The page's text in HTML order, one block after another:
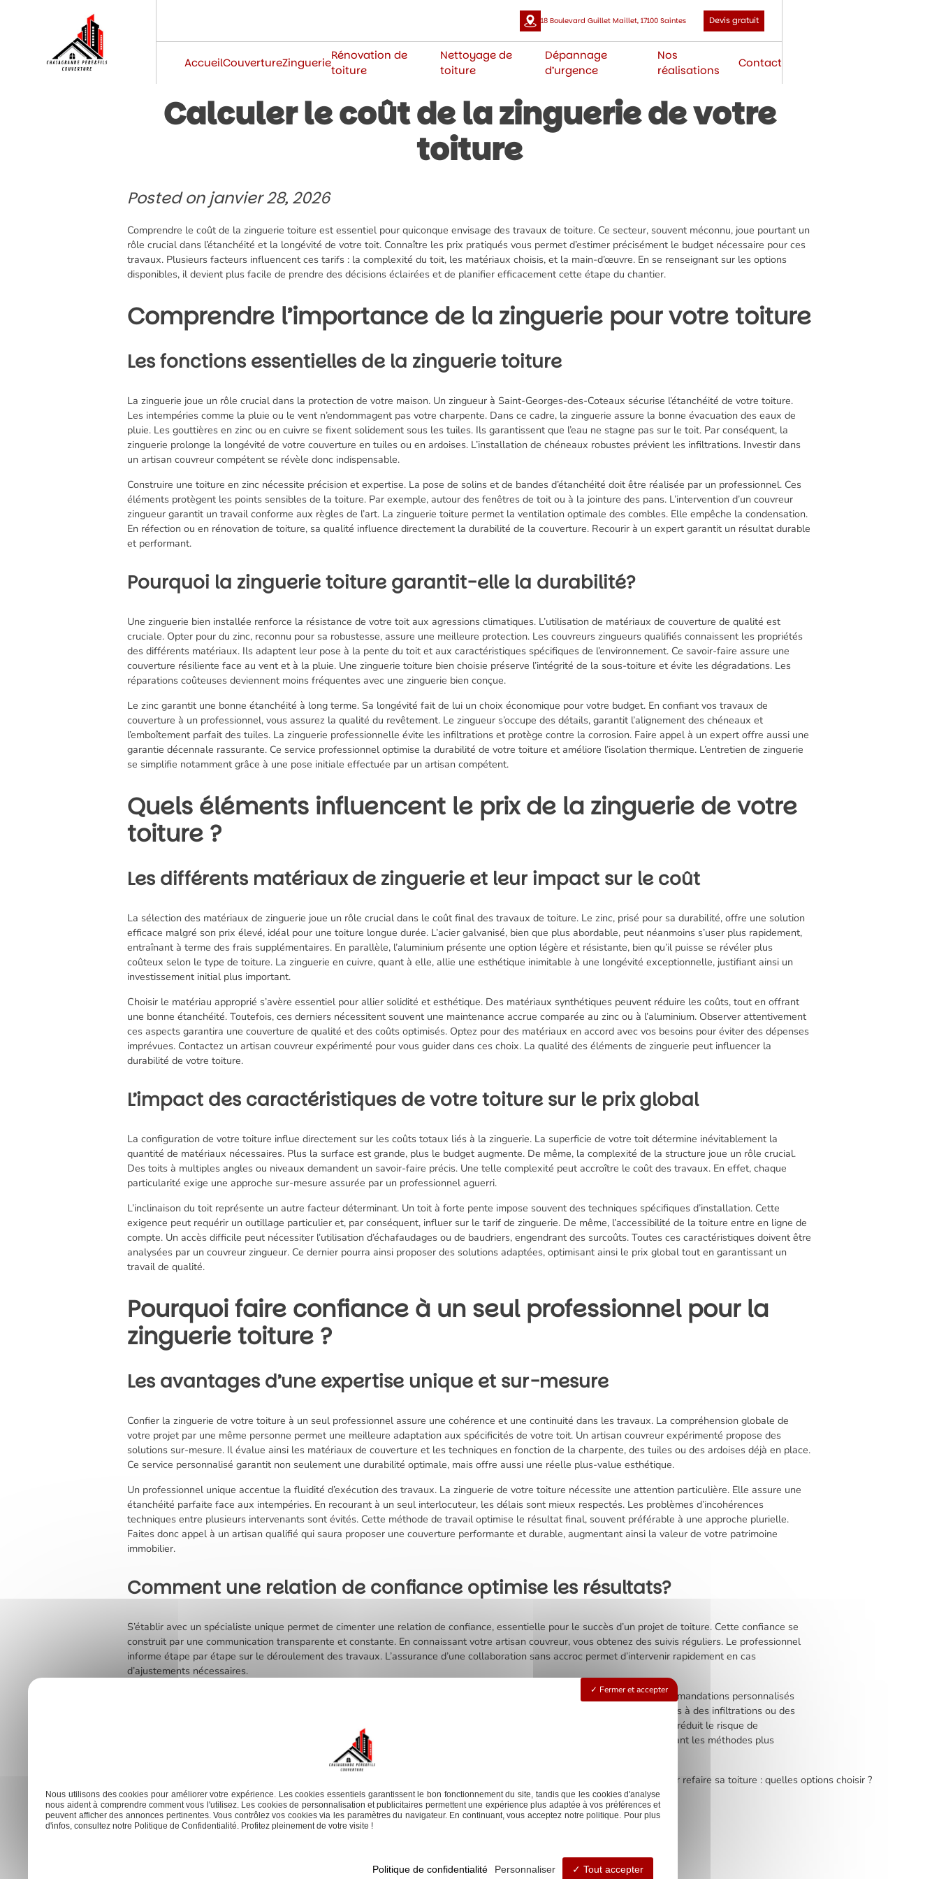
18 Boulevard Guillet Maillet, 17100 Saintes Devis gratuit
AccueilCouvertureZinguerie
Rénovation de
toiture
Nettoyage de
toiture
Dépannage
d’urgence
Nos
réalisations
Contact
Calculer le coût de la zinguerie de votre
toiture
Posted onjanvier 28, 2026
Comprendre le coût de la zinguerie toiture est essentiel pour quiconque envisage des travaux de toiture. Ce secteur, souvent méconnu, joue pourtant un
rôle crucial dans l’étanchéité et la longévité de votre toit. Connaître les prix pratiqués vous permet d’estimer précisément le budget nécessaire pour ces
travaux. Plusieurs facteurs influencent ces tarifs : la complexité du toit, les matériaux choisis, et la main-d’œuvre. En se renseignant sur les options
disponibles, il devient plus facile de prendre des décisions éclairées et de planifier efficacement cette étape du chantier.
Comprendre l’importance de la zinguerie pour votre toiture
Les fonctions essentielles de la zinguerie toiture
La zinguerie joue un rôle crucial dans la protection de votre maison. Unzingueur à Saint-Georges-des-Coteaux sécurise l’étanchéité de votre toiture.
Les intempéries comme la pluie ou le vent n’endommagent pas votre charpente. Dans ce cadre, la zinguerie assure la bonne évacuation des eaux de
pluie. Les gouttières en zinc ou en cuivre se fixent solidement sous les tuiles. Ils garantissent que l’eau ne stagne pas sur le toit. Par conséquent, la
zinguerie prolonge la longévité de votre couverture en tuiles ou en ardoises. L’installation de chéneaux robustes prévient les infiltrations. Investir dans
un artisan couvreur compétent se révèle donc indispensable.
Construire une toiture en zinc nécessite précision et expertise. La pose de solins et de bandes d’étanchéité doit être réalisée par un professionnel. Ces
éléments protègent les points sensibles de la toiture. Par exemple, autour des fenêtres de toit ou à la jointure des pans. L’intervention d’un couvreur
zingueur garantit un travail conforme aux règles de l’art. La zinguerie toiture permet la ventilation optimale des combles. Elle empêche la condensation.
En réfection ou en rénovation de toiture, sa qualité influence directement la durabilité de la couverture. Recourir à un expert garantit un résultat durable
et performant.
Pourquoi la zinguerie toiture garantit-elle la durabilité?
Une zinguerie bien installée renforce la résistance de votre toit aux agressions climatiques. L’utilisation de matériaux de couverture de qualité est
cruciale. Opter pour du zinc, reconnu pour sa robustesse, assure une meilleure protection. Les couvreurs zingueurs qualifiés connaissent les propriétés
des différents matériaux. Ils adaptent leur pose à la pente du toit et aux caractéristiques spécifiques de l’environnement. Ce savoir-faire assure une
couverture résiliente face au vent et à la pluie. Une zinguerie toiture bien choisie préserve l’intégrité de la sous-toiture et évite les dégradations. Les
réparations coûteuses deviennent moins fréquentes avec une zinguerie bien conçue.
Le zinc garantit une bonne étanchéité à long terme. Sa longévité fait de lui un choix économique pour votre budget. En confiant vos travaux de
couverture à un professionnel, vous assurez la qualité du revêtement. Le zingueur s’occupe des détails, garantit l’alignement des chéneaux et
l’emboîtement parfait des tuiles. La zinguerie professionnelle évite les infiltrations et protège contre la corrosion. Faire appel à un expert offre aussi une
garantie décennale rassurante. Ce service professionnel optimise la durabilité de votre toiture et améliore l’isolation thermique. L’entretien de zinguerie
se simplifie notamment grâce à une pose initiale effectuée par un artisan compétent.
Quels éléments influencent le prix de la zinguerie de votre
toiture ?
Les différents matériaux de zinguerie et leur impact sur le coût
La sélection des matériaux de zinguerie joue un rôle crucial dans le coût final des travaux de toiture. Le zinc, prisé pour sa durabilité, offre une solution
efficace malgré son prix élevé, idéal pour une toiture longue durée. L’acier galvanisé, bien que plus abordable, peut néanmoins s’user plus rapidement,
entraînant à terme des frais supplémentaires. En parallèle, l’aluminium présente une option légère et résistante, bien qu’il puisse se révéler plus
coûteux selon le type de toiture. La zinguerie en cuivre, quant à elle, allie une esthétique inimitable à une longévité exceptionnelle, justifiant ainsi un
investissement initial plus important.
Choisir le matériau approprié s’avère essentiel pour allier solidité et esthétique. Des matériaux synthétiques peuvent réduire les coûts, tout en offrant
une bonne étanchéité. Toutefois, ces derniers nécessitent souvent une maintenance accrue comparée au zinc ou à l’aluminium. Observer attentivement
ces aspects garantira une couverture de qualité et des coûts optimisés. Optez pour des matériaux en accord avec vos besoins pour éviter des dépenses
imprévues. Contactez un artisan couvreur expérimenté pour vous guider dans ces choix. La qualité des éléments de zinguerie peut influencer la
durabilité de votre toiture.
L’impact des caractéristiques de votre toiture sur le prix global
La configuration de votre toiture influe directement sur les coûts totaux liés à la zinguerie. La superficie de votre toit détermine inévitablement la
quantité de matériaux nécessaires. Plus la surface est grande, plus le budget augmente. De même, la complexité de la structure joue un rôle crucial.
Des toits à multiples angles ou niveaux demandent un savoir-faire précis. Une telle complexité peut accroître le coût des travaux. En effet, chaque
particularité exige une approche sur-mesure assurée par un professionnel aguerri.
L’inclinaison du toit représente un autre facteur déterminant. Un toit à forte pente impose souvent des techniques spécifiques d’installation. Cette
exigence peut requérir un outillage particulier et, par conséquent, influer sur le tarif de zinguerie. De même, l’accessibilité de la toiture entre en ligne de
compte. Un accès difficile peut nécessiter l’utilisation d’échafaudages ou de baudriers, engendrant des surcoûts. Toutes ces caractéristiques doivent être
analysées par un couvreur zingueur. Ce dernier pourra ainsi proposer des solutions adaptées, optimisant ainsi le prix global tout en garantissant un
travail de qualité.
Pourquoi faire confiance à un seul professionnel pour la
zinguerie toiture ?
Les avantages d’une expertise unique et sur-mesure
Confier la zinguerie de votre toiture à un seul professionnel assure une cohérence et une continuité dans les travaux. La compréhension globale de
votre projet par une même personne permet une meilleure adaptation aux spécificités de votre toit. Un artisan couvreur expérimenté propose des
solutions sur-mesure. Il évalue ainsi les matériaux de couverture et les techniques en fonction de la charpente, des tuiles ou des ardoises déjà en place.
Ce service personnalisé garantit non seulement une durabilité optimale, mais offre aussi une réelle plus-value esthétique.
Un professionnel unique accentue la fluidité d’exécution des travaux. La zinguerie de votre toiture nécessite une attention particulière. Elle assure une
étanchéité parfaite face aux intempéries. En recourant à un seul interlocuteur, les délais sont mieux respectés. Les problèmes d’incohérences
techniques entre plusieurs intervenants sont évités. Cette méthode de travail optimise le résultat final, souvent préférable à une approche plurielle.
Faites donc appel à un artisan qualifié qui saura proposer une couverture performante et durable, augmentant ainsi la valeur de votre patrimoine
immobilier.
Comment une relation de confiance optimise les résultats?
S’établir avec un spécialiste unique permet de cimenter une relation de confiance, essentielle pour le succès d’un projet de toiture. Cette confiance se
construit par une communication transparente et constante. En connaissant votre artisan couvreur, vous obtenez des suivis réguliers. Le professionnel
informe étape par étape sur le déroulement des travaux. L’assurance d’une collaboration sans accroc permet d’intervenir rapidement en cas
d’ajustements nécessaires.
Un lien de confiance avec un professionnel facilite la prise de décisions avisées et rapides. Vous recevez conseils et recommandations personnalisés
pour un résultat en adéquation avec vos attentes. Cette collaboration étroite vous alerte aussi sur de potentiels risques liés à des infiltrations ou des
dommages futurs, renforçant l’efficacité des solutions mises en place. Opter pour un seul intervenant évite la confusion et réduit le risque de
communication défaillante entre plusieurs parties. Cette méthode garantit donc des résultats fiables et pérennes, surpassant les méthodes plus
Navigation
de
Aides pour refaire sa toiture : quelles options choisir ?
Rénovation de Nettoyage de Dépannage
Fermer et accepter
Nous utilisons des cookies pour améliorer votre expérience. Les cookies essentiels garantissent le bon fonctionnement du site, tandis que les cookies d'analyse
nous aident à comprendre comment vous l'utilisez. Les cookies de personnalisation et publicitaires permettent une expérience plus adaptée à vos préférences et
peuvent afficher des annonces pertinentes. Vous contrôlez vos cookies via les paramètres du navigateur. En continuant, vous acceptez notre politique. Pour plus
d'infos, consultez notre Politique de Confidentialité. Profitez pleinement de votre visite !
Tout accepter
Personnaliser
Politique de confidentialité